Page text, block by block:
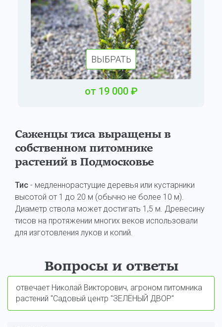
ВЫБРАТЬ
от 19 000 ₽
Саженцы тиса выращены в
собственном питомнике
растений в Подмосковье
Тис - медленнорастущие деревья или кустарники
высотой от 1 до 20 м (обычно не более 10 м).
Диаметр ствола может достигать 1,5 м. Древесину
тисов на протяжении многих веков использовали
для изготовления луков и копий.
Вопросы и ответы
отвечает Николай Викторович, агроном питомника
растений "Садовый центр "ЗЕЛЁНЫЙ ДВОР"